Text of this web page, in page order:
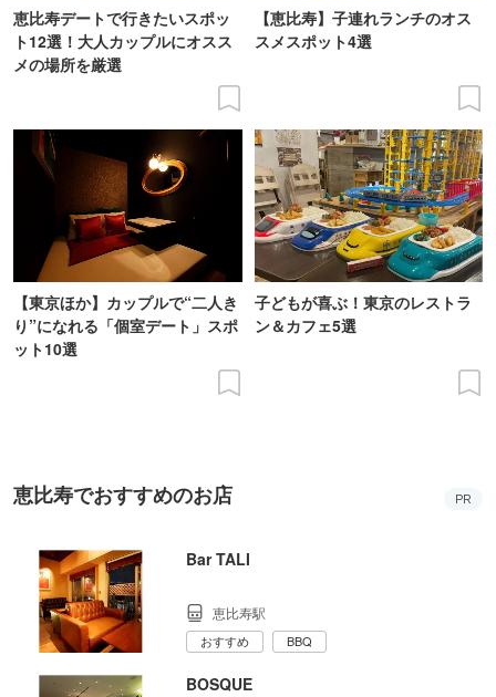
恵比寿デートで行きたいスポッ
ト12選！大人カップルにオスス
メの場所を厳選
【恵比寿】子連れランチのオス
スメスポット4選
【東京ほか】カップルで“二人き
り”になれる「個室デート」スポ
ット10選
子どもが喜ぶ！東京のレストラ
ン＆カフェ5選
恵比寿でおすすめのお店 PR
Bar TALI
恵比寿駅
おすすめ BBQ
BOSQUE